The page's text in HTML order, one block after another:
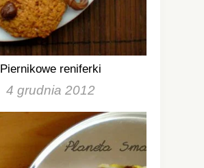
Piernikowe reniferki
4 grudnia 2012